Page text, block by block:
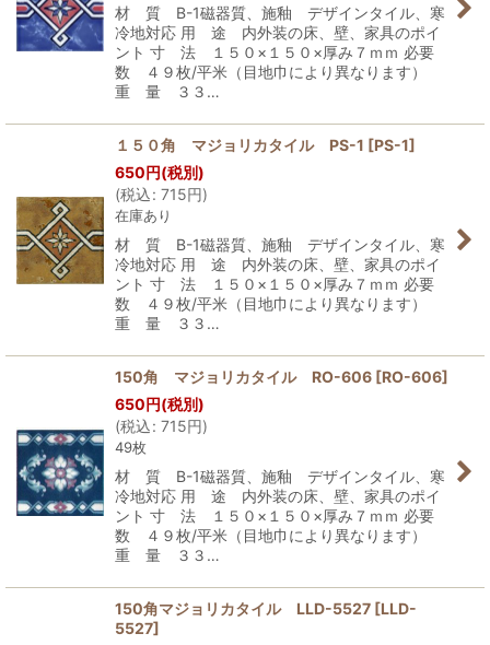
材 質 B-1磁器質、施釉 デザインタイル、寒
冷地対応 用 途 内外装の床、壁、家具のポイ
ント 寸 法 １５０×１５０×厚み７ｍｍ 必要
数 ４９枚/平米（目地巾により異なります）
重 量 ３３…
１５０角 マジョリカタイル PS-1 [PS-1]
650円(税別)
(税込: 715円)
在庫あり
材 質 B-1磁器質、施釉 デザインタイル、寒
冷地対応 用 途 内外装の床、壁、家具のポイ
ント 寸 法 １５０×１５０×厚み７ｍｍ 必要
数 ４９枚/平米（目地巾により異なります）
重 量 ３３…
150角 マジョリカタイル RO-606 [RO-606]
650円(税別)
(税込: 715円)
49枚
材 質 B-1磁器質、施釉 デザインタイル、寒
冷地対応 用 途 内外装の床、壁、家具のポイ
ント 寸 法 １５０×１５０×厚み７ｍｍ 必要
数 ４９枚/平米（目地巾により異なります）
重 量 ３３…
150角マジョリカタイル LLD-5527 [LLD-
5527]